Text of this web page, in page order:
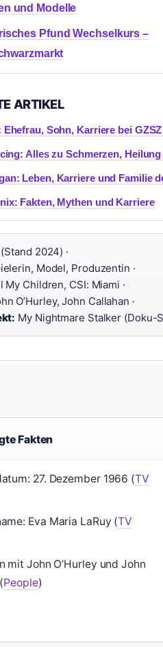
und Modelle
Pfund Wechselkurs –
ARTIKEL
Sohn, Karriere bei
Alles zu Schmerzen,
Leben, Karriere und Familie
Fakten, Mythen und Karriere
2024) ·
Model, Produzentin ·
My Children, CSI: Miami ·
O’Hurley, John Callahan ·
My Nightmare Stalker (Doku-
Fakten
27. Dezember 1966 (TV
Eva Maria LaRuy (TV
mit John O’Hurley und John
People)